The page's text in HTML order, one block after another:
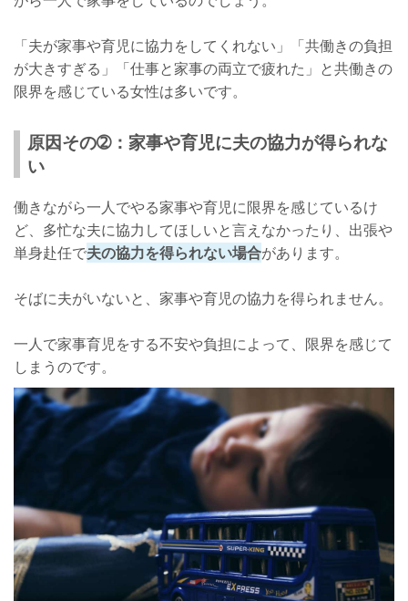
「夫が家事や育児に協力をしてくれない」「共働きの負担
が大きすぎる」「仕事と家事の両立で疲れた」と共働きの
限界を感じている女性は多いです。
原因その➁：家事や育児に夫の協力が得られな
い
働きながら一人でやる家事や育児に限界を感じているけ
ど、多忙な夫に協力してほしいと言えなかったり、出張や
単身赴任で夫の協力を得られない場合があります。
そばに夫がいないと、家事や育児の協力を得られません。
一人で家事育児をする不安や負担によって、限界を感じて
しまうのです。